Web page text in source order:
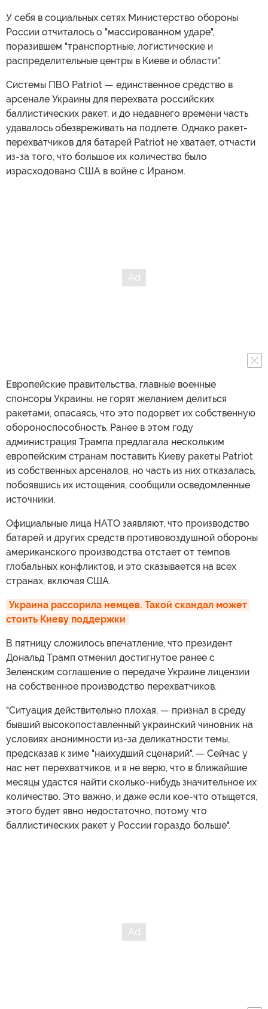
У себя в социальных сетях Министерство обороны
России отчиталось о "массированном ударе",
поразившем "транспортные, логистические и
распределительные центры в Киеве и области".
Системы ПВО Patriot — единственное средство в
арсенале Украины для перехвата российских
баллистических ракет, и до недавнего времени часть
удавалось обезвреживать на подлете. Однако ракет-
перехватчиков для батарей Patriot не хватает, отчасти
из-за того, что большое их количество было
израсходовано США в войне с Ираном.
Европейские правительства, главные военные
спонсоры Украины, не горят желанием делиться
ракетами, опасаясь, что это подорвет их собственную
обороноспособность. Ранее в этом году
администрация Трампа предлагала нескольким
европейским странам поставить Киеву ракеты Patriot
из собственных арсеналов, но часть из них отказалась,
побоявшись их истощения, сообщили осведомленные
источники.
Официальные лица НАТО заявляют, что производство
батарей и других средств противовоздушной обороны
американского производства отстает от темпов
глобальных конфликтов, и это сказывается на всех
странах, включая США.
Украина рассорила немцев. Такой скандал может
стоить Киеву поддержки
В пятницу сложилось впечатление, что президент
Дональд Трамп отменил достигнутое ранее с
Зеленским соглашение о передаче Украине лицензии
на собственное производство перехватчиков.
"Ситуация действительно плохая, — признал в среду
бывший высокопоставленный украинский чиновник на
условиях анонимности из-за деликатности темы,
предсказав к зиме "наихудший сценарий". — Сейчас у
нас нет перехватчиков, и я не верю, что в ближайшие
месяцы удастся найти сколько-нибудь значительное их
количество. Это важно, и даже если кое-что отыщется,
этого будет явно недостаточно, потому что
баллистических ракет у России гораздо больше".